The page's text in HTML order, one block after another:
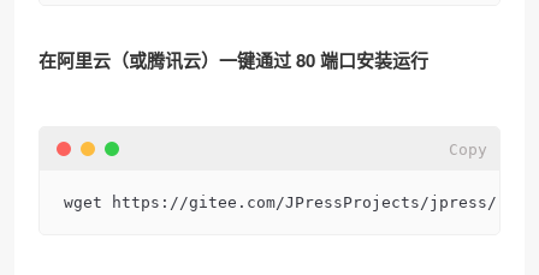
在阿里云（或腾讯云）一键通过 80 端口安装运行
wget https://gitee.com/JPressProjects/jpress/
Copy